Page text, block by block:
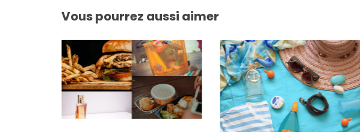
Vous pourrez aussi aimer